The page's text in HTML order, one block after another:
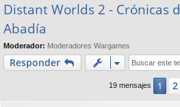
pi
do
s
Distant Worlds 2 - Crónicas
Abadía
Moderador: Moderadores Wargames
Responder
19 mensajes 1 2